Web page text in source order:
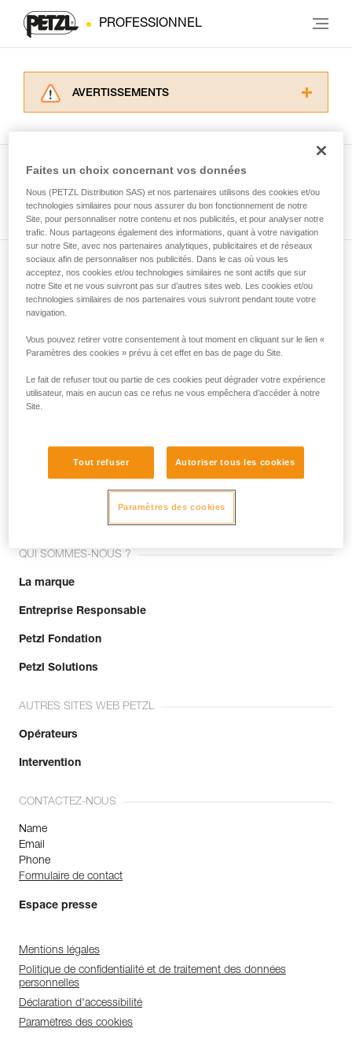
PROFESSIONNEL
AVERTISSEMENTS
informations de la notice technique pour
d’informations.
Maîtriser ces techniques nécessite une
formation et un entraînement spécifique. Validez
avec un professionnel votre capacité à refaire
la manipulation, seul, en toute sécurité, avant
de la reproduire en autonomie.
Nous donnons des exemples de techniques
Voir tous les conseils
Abonnez-vous à la newsletter
et restez connecté à notre actualité
Email *
Rejoignez la communauté !
QUI SOMMES-NOUS ?
La marque
Entreprise Responsable
Petzl Fondation
Petzl Solutions
AUTRES SITES WEB PETZL
Opérateurs
Intervention
CONTACTEZ-NOUS
Name
Email
Phone
Formulaire de contact
Espace presse
Mentions légales
Politique de confidentialité et de traitement des données
personnelles
Déclaration d'accessibilité
Paramètres des cookies
Faites un choix concernant vos données
Nous (PETZL Distribution SAS) et nos partenaires utilisons des cookies et/ou
technologies similaires pour nous assurer du bon fonctionnement de notre
Site, pour personnaliser notre contenu et nos publicités, et pour analyser notre
trafic. Nous partageons également des informations, quant à votre navigation
sur notre Site, avec nos partenaires analytiques, publicitaires et de réseaux
sociaux afin de personnaliser nos publicités. Dans le cas où vous les
acceptez, nos cookies et/ou technologies similaires ne sont actifs que sur
notre Site et ne vous suivront pas sur d’autres sites web. Les cookies et/ou
technologies similaires de nos partenaires vous suivront pendant toute votre
navigation.
Vous pouvez retirer votre consentement à tout moment en cliquant sur le lien «
Paramètres des cookies » prévu à cet effet en bas de page du Site.
Le fait de refuser tout ou partie de ces cookies peut dégrader votre expérience
utilisateur, mais en aucun cas ce refus ne vous empêchera d’accéder à notre
Site.
Tout refuser Autoriser tous les cookies
Paramètres des cookies